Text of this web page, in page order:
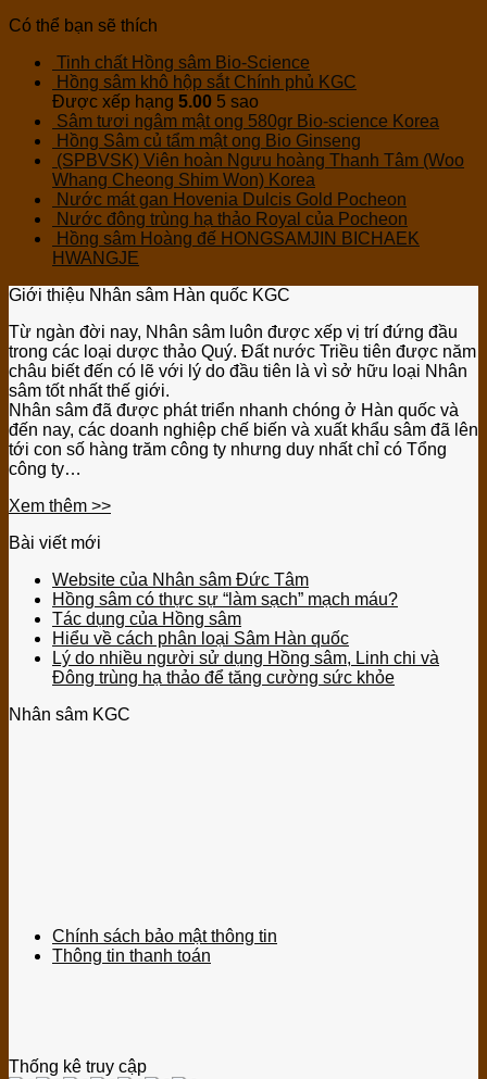
Có thể bạn sẽ thích
Tinh chất Hồng sâm Bio-Science
Hồng sâm khô hộp sắt Chính phủ KGC
Được xếp hạng 5.00 5 sao
Sâm tươi ngâm mật ong 580gr Bio-science Korea
Hồng Sâm củ tẩm mật ong Bio Ginseng
(SPBVSK) Viên hoàn Ngưu hoàng Thanh Tâm (Woo
Whang Cheong Shim Won) Korea
Nước mát gan Hovenia Dulcis Gold Pocheon
Nước đông trùng hạ thảo Royal của Pocheon
Hồng sâm Hoàng đế HONGSAMJIN BICHAEK
HWANGJE
Giới thiệu Nhân sâm Hàn quốc KGC
Từ ngàn đời nay, Nhân sâm luôn được xếp vị trí đứng đầu
trong các loại dược thảo Quý. Đất nước Triều tiên được năm
châu biết đến có lẽ với lý do đầu tiên là vì sở hữu loại Nhân
sâm tốt nhất thế giới.
Nhân sâm đã được phát triển nhanh chóng ở Hàn quốc và
đến nay, các doanh nghiệp chế biến và xuất khẩu sâm đã lên
tới con số hàng trăm công ty nhưng duy nhất chỉ có Tổng
công ty…
Xem thêm >>
Bài viết mới
Website của Nhân sâm Đức Tâm
Hồng sâm có thực sự “làm sạch” mạch máu?
Tác dụng của Hồng sâm
Hiểu về cách phân loại Sâm Hàn quốc
Lý do nhiều người sử dụng Hồng sâm, Linh chi và
Đông trùng hạ thảo để tăng cường sức khỏe
Nhân sâm KGC
Chính sách bảo mật thông tin
Thông tin thanh toán
Thống kê truy cập